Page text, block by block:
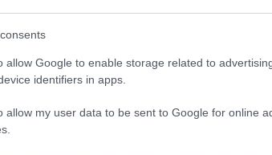
allow Google to enable storage related to
identifiers in apps.
allow my user data to be sent to Google for online
τις βανιλίνες και ανακατεύουμε πάνω
μέσα στην φόρμα. Βάζουμε και από πάνω
ώρα.
ένα γυάλινο μπολ. Προσθέτουμε το βραστό
με τριμμένο φουντούκι ή με ότι
δοκιμάσει!!